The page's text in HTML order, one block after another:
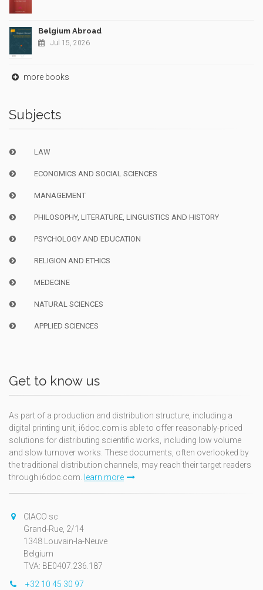
Belgium Abroad
Jul 15, 2026
more books
Subjects
LAW
ECONOMICS AND SOCIAL SCIENCES
MANAGEMENT
PHILOSOPHY, LITERATURE, LINGUISTICS AND HISTORY
PSYCHOLOGY AND EDUCATION
RELIGION AND ETHICS
MEDECINE
NATURAL SCIENCES
APPLIED SCIENCES
Get to know us
As part of a production and distribution structure, including a
digital printing unit, i6doc.com is able to offer reasonably-priced
solutions for distributing scientific works, including low volume
and slow turnover works. These documents, often overlooked by
the traditional distribution channels, may reach their target readers
through i6doc.com.
learn more
CIACO sc
Grand-Rue, 2/14
1348 Louvain-la-Neuve
Belgium
TVA: BE0407.236.187
+32 10 45 30 97